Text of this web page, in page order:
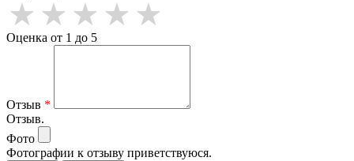
Оценка от 1 до 5
Отзыв *
Отзыв.
Фото
Фотографии к отзыву приветствуюся.